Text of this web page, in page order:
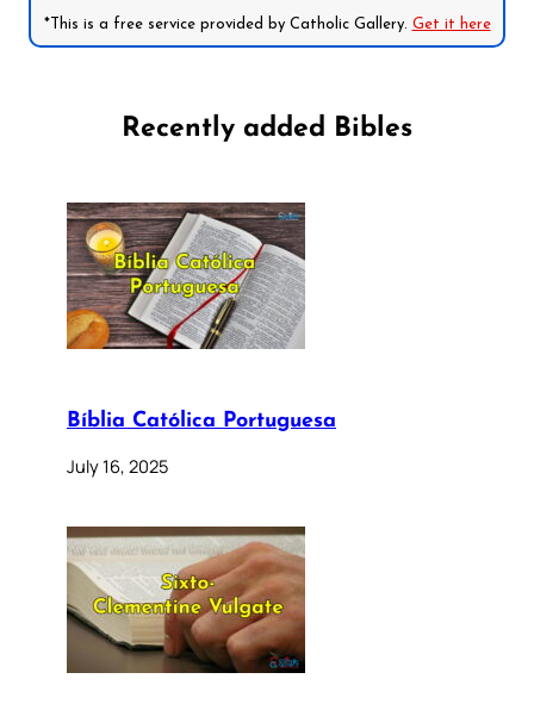
*This is a free service provided by Catholic Gallery. Get it here
Recently added Bibles
Bíblia Católica Portuguesa
July 16, 2025